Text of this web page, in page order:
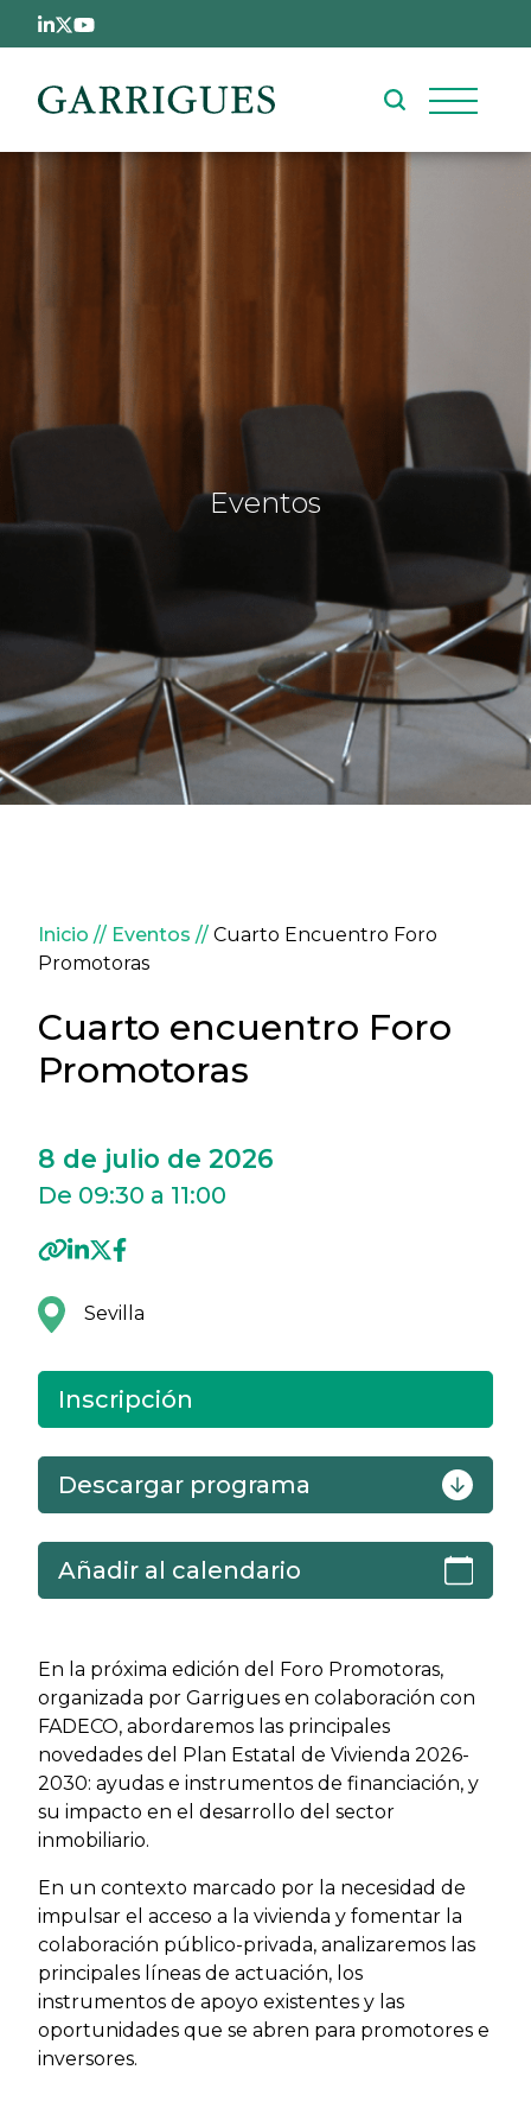
Pasar al contenido principal
Eventos
Sobrescribir enlaces de
Inicio Eventos
Cuarto Encuentro Foro
Promotoras
Cuarto encuentro Foro
Promotoras
8 de julio de 2026
De 09:30 a 11:00
Sevilla
Inscripción
Descargar programa
Añadir al calendario
En la próxima edición del Foro Promotoras,
organizada por Garrigues en colaboración con
FADECO, abordaremos las principales
novedades del Plan Estatal de Vivienda 2026-
2030: ayudas e instrumentos de financiación, y
su impacto en el desarrollo del sector
inmobiliario.
En un contexto marcado por la necesidad de
impulsar el acceso a la vivienda y fomentar la
colaboración público-privada, analizaremos las
principales líneas de actuación, los
instrumentos de apoyo existentes y las
oportunidades que se abren para promotores e
inversores.